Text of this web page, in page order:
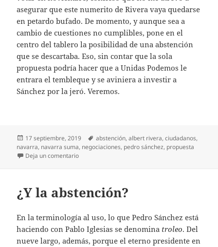
asegurar que este numerito de Rivera vaya quedarse
en petardo bufado. De momento, y aunque sea a
cambio de cuestiones no cumplibles, pone en el
centro del tablero la posibilidad de una abstención
que se descartaba. Eso, sin contar que la sola
propuesta podría hacer que a Unidas Podemos le
entrara el tembleque y se aviniera a investir a
Sánchez por la jeró. Veremos.
Publicado
el
17 septiembre, 2019 Etiquetas
abstención,albert rivera,ciudadanos,
navarra, navarra suma, negociaciones, pedro sánchez, propuesta
Deja un comentarioen Y dos huevos duros
¿Y la abstención?
En la terminología al uso, lo que Pedro Sánchez está
haciendo con Pablo Iglesias se denomina troleo. Del
nueve largo, además, porque el eterno presidente en